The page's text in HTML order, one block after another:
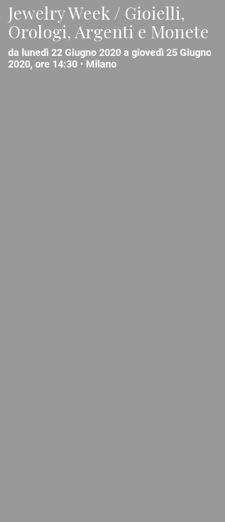
Jewelry Week / Gioielli,
Orologi, Argenti e Monete
da lunedì 22 Giugno 2020 a giovedì 25 Giugno
2020, ore 14:30 • Milano